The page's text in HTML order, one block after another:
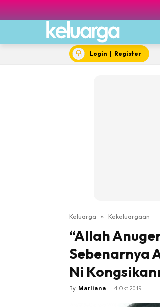
Login | Register
Keluarga » Kekeluargaan
“Allah
Sebenarnya
Ni
By Marliana - 4 Okt 2019